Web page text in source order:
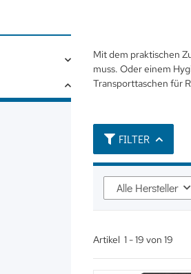
Mit dem praktischen
muss. Oder einem
Transporttaschen für
FILTER
Alle Hersteller
Artikel 1 -19 von 19